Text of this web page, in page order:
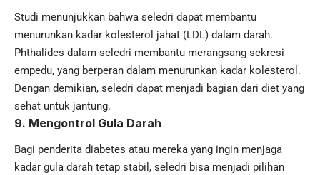
Studi menunjukkan bahwa seledri dapat membantu
menurunkan kadar kolesterol jahat (LDL) dalam darah.
Phthalides dalam seledri membantu merangsang sekresi
empedu, yang berperan dalam menurunkan kadar kolesterol.
Dengan demikian, seledri dapat menjadi bagian dari diet yang
sehat untuk jantung.
9. Mengontrol Gula Darah
Bagi penderita diabetes atau mereka yang ingin menjaga
kadar gula darah tetap stabil, seledri bisa menjadi pilihan